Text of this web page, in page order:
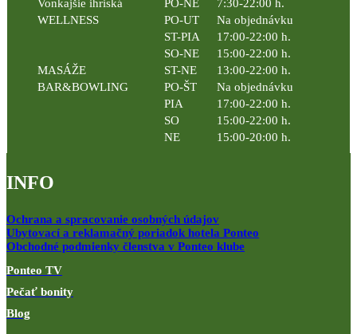
Vonkajšie ihriská PO-NE
7:30-22:00 h.
WELLNESS
PO-UT
Na objednávku
ST-PIA
17:00-22:00 h.
SO-NE
15:00-22:00 h.
MASÁŽE
ST-NE
13:00-22:00 h.
BAR&BOWLING
PO-ŠT
Na objednávku
PIA
17:00-22:00 h.
SO
15:00-22:00 h.
NE
15:00-20:00 h.
INFO
Ochrana a spracovanie osobných údajov
Ubytovací a reklamačný poriadok hotela Ponteo
Obchodné podmienky členstva v Ponteo klube
Ponteo TV
Pečať bonity
Blog